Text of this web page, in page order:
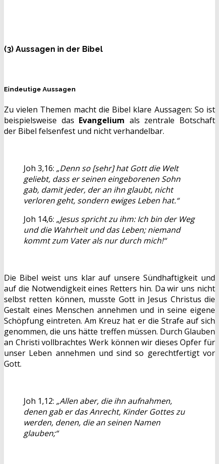
(3) Aussagen in der Bibel
Eindeutige Aussagen
Zu vielen Themen macht die Bibel klare Aussagen: So ist
beispielsweise das Evangelium als zentrale Botschaft
der Bibel felsenfest und nicht verhandelbar.
Joh 3,16: „Denn so [sehr] hat Gott die Welt
geliebt, dass er seinen eingeborenen Sohn
gab, damit jeder, der an ihn glaubt, nicht
verloren geht, sondern ewiges Leben hat.“
Joh 14,6: „Jesus spricht zu ihm: Ich bin der Weg
und die Wahrheit und das Leben; niemand
kommt zum Vater als nur durch mich!“
Die Bibel weist uns klar auf unsere Sündhaftigkeit und
auf die Notwendigkeit eines Retters hin. Da wir uns nicht
selbst retten können, musste Gott in Jesus Christus die
Gestalt eines Menschen annehmen und in seine eigene
Schöpfung eintreten. Am Kreuz hat er die Strafe auf sich
genommen, die uns hätte treffen müssen. Durch Glauben
an Christi vollbrachtes Werk können wir dieses Opfer für
unser Leben annehmen und sind so gerechtfertigt vor
Gott.
Joh 1,12: „Allen aber, die ihn aufnahmen,
denen gab er das Anrecht, Kinder Gottes zu
werden, denen, die an seinen Namen
glauben;“